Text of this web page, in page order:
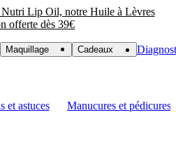
Lip Oil, notre Huile à Lèvres
offerte dès 39€
Maquillage Cadeaux
et astuces Manucures et pédicures